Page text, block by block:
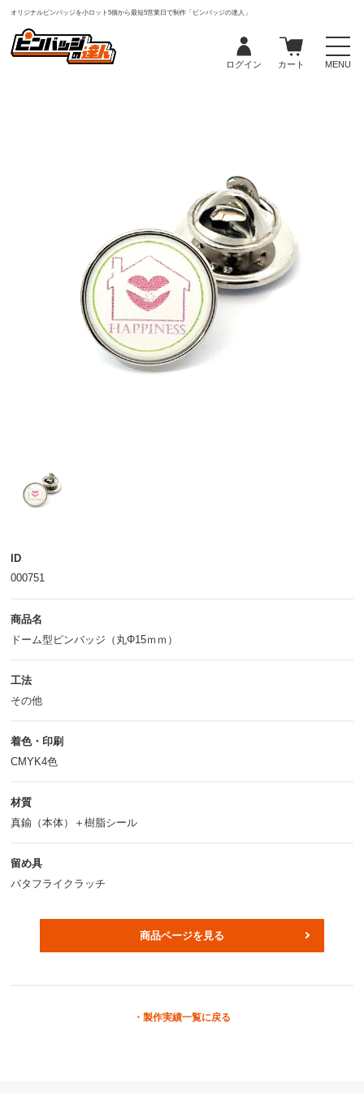
オリジナルピンバッジを小ロット5個から最短5営業日で制作「ピンバッジの達人」
ログイン カート MENU
ID
000751
商品名
ドーム型ピンバッジ（丸Φ15ｍｍ）
工法
その他
着色・印刷
CMYK4色
材質
真鍮（本体）＋樹脂シール
留め具
バタフライクラッチ
商品ページを見る
製作実績一覧に戻る